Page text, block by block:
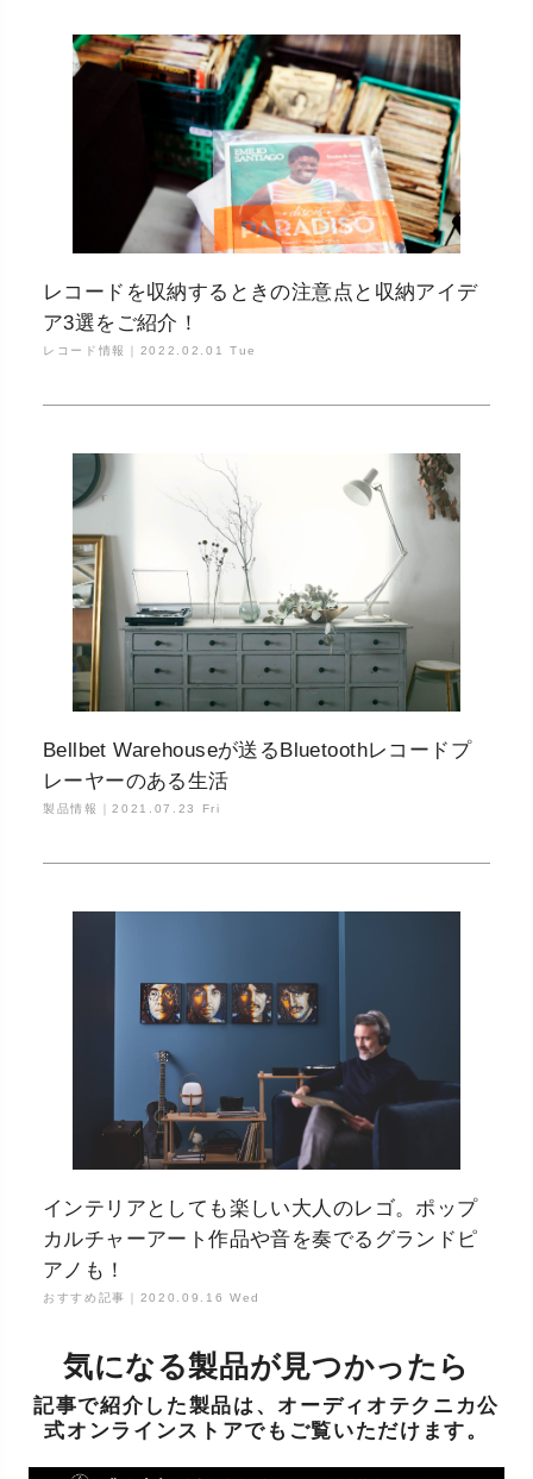
レコードを収納するときの注意点と収納アイデ
ア3選をご紹介！
レコード情報｜ 2022.02.01 Tue
Bellbet Warehouseが送るBluetoothレコードプ
レーヤーのある生活
製品情報｜2021.07.23 Fri
インテリアとしても楽しい大人のレゴ。ポップ
カルチャーアート作品や音を奏でるグランドピ
アノも！
おすすめ記事｜ 2020.09.16 Wed
気になる製品が見つかったら
記事で紹介した製品は、オーディオテクニカ公
式オンラインストアでもご覧いただけます。